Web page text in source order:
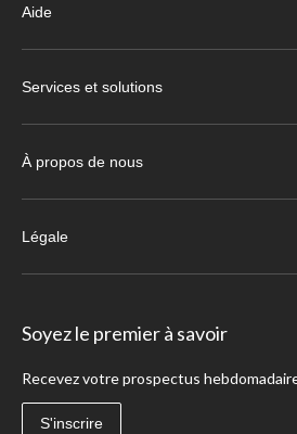
Aide
Services et solutions
À propos de nous
Légale
Soyez le premier à savoir
Recevez votre prospectus
S'inscrire